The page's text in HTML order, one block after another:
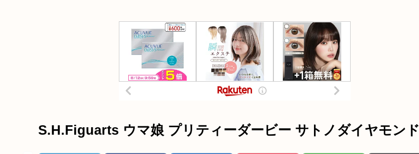
S.H.Figuarts ウマ娘 プリティーダービー サトノダイヤモンド